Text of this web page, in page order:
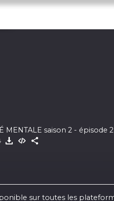
MENTALE saison 2 - épisode 2
sur toutes les